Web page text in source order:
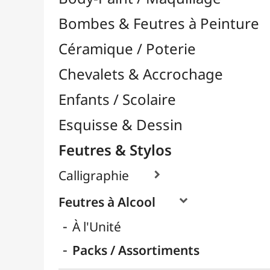
Feutres & Stylos
Calligraphie 
Feutres à Alcool
Packs / Assortiments
Feutres à Encre de Chine

Feutres Craie & Tableaux Blancs
Feutres Fins / Dessin Technique
Feutres Pinceaux 
Feutres pour Textile / Tissu
Feutres Scolaires
Librairie / Livres